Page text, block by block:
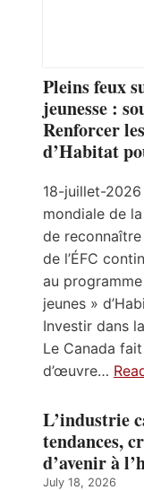
Pleins feux
jeunesse :
Renforcer
d’Habitat
18-juillet-
mondiale de la
de
de l’ÉFC
au
jeunes »
Investir dans
Le Canada
d’œuvre…
L’industrie
tendances,
d’avenir à
July 18, 2026